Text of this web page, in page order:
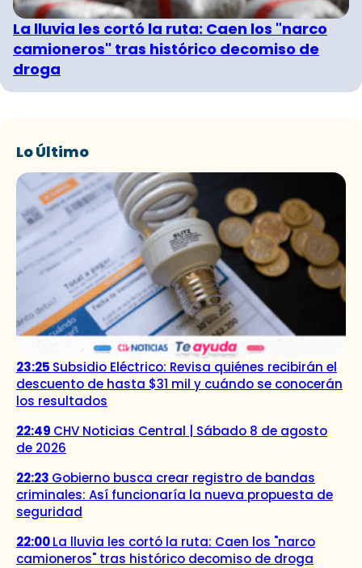
La lluvia les cortó la ruta: Caen los "narco
camioneros" tras histórico decomiso de
droga
Lo Último
23:25 Subsidio Eléctrico: Revisa quiénes recibirán el
descuento de hasta $31 mil y cuándo se conocerán
los resultados
22:49 CHV Noticias Central | Sábado 8 de agosto
de 2026
22:23 Gobierno busca crear registro de bandas
criminales: Así funcionaría la nueva propuesta de
seguridad
22:00La lluvia les cortó la ruta: Caen los "narco
camioneros" tras histórico decomiso de droga